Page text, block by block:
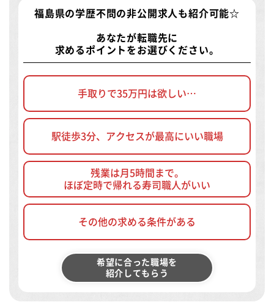
福島県の学歴不問の非公開求人 も紹介可能☆
あなたが転職先に
求めるポイントをお選びください。
手取りで35万円は欲しい…
駅徒歩3分、アクセスが最高にいい職場
残業は月5時間まで。
ほぼ定時で帰れる寿司職人がいい
その他の求める条件がある
希望に合った職場を
紹介してもらう